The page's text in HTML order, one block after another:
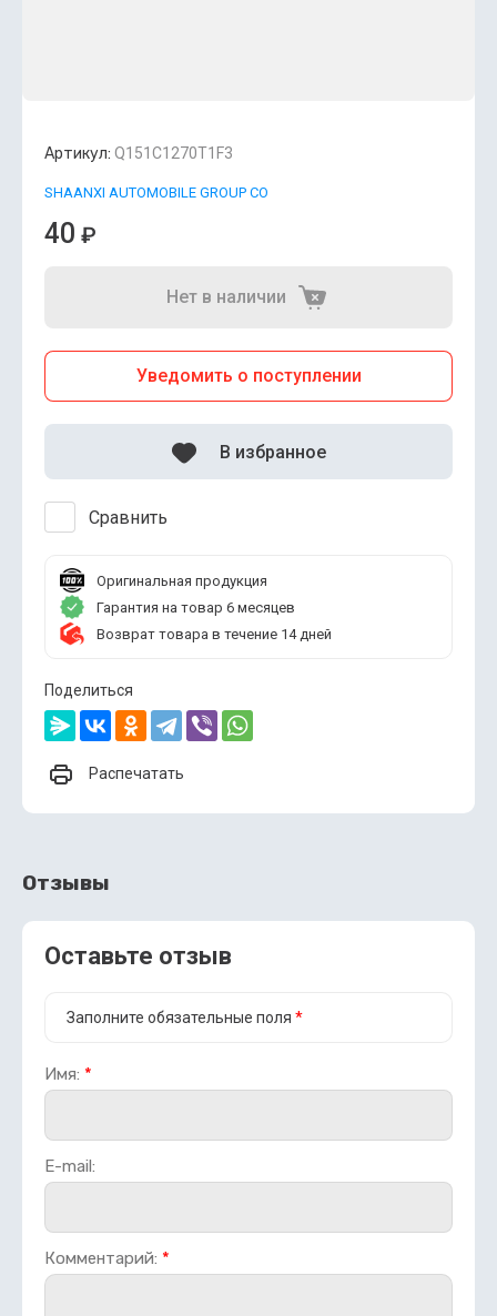
Артикул: Q151C1270T1F3
SHAANXI AUTOMOBILE GROUP CO
40 ₽
Нет в наличии
Уведомить о поступлении
Сравнить
В избранное
Оригинальная продукция
Гарантия на товар 6 месяцев
Возврат товара в течение 14 дней
Поделиться
Распечатать
Отзывы
Оставьте отзыв
Заполните обязательные поля *
Имя: *
E-mail:
Комментарий: *